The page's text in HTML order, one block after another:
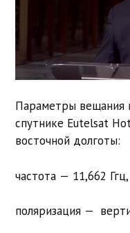
Параметры вещания
спутнике Eutelsat
восточной долготы:
частота — 11,662 Ггц,
поляризация —